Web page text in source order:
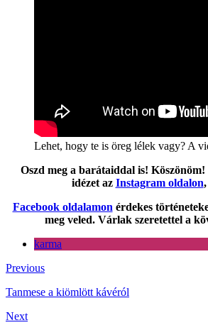
Lehet, hogy te is öreg lélek vagy? A
Oszd meg a barátaiddal is! Köszönöm!
idézet az Instagram oldalon
Facebook oldalamon érdekes
meg veled. Várlak szeretettel a
karma
Previous
Tanmese a kiömlött kávéról
Next